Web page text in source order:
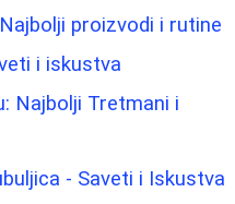
proizvodi i rutine
i iskustva
Najbolji Tretmani i
- Saveti i Iskustva